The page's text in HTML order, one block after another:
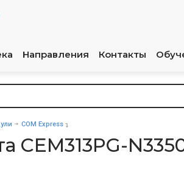
Направления Контакты
COM Express